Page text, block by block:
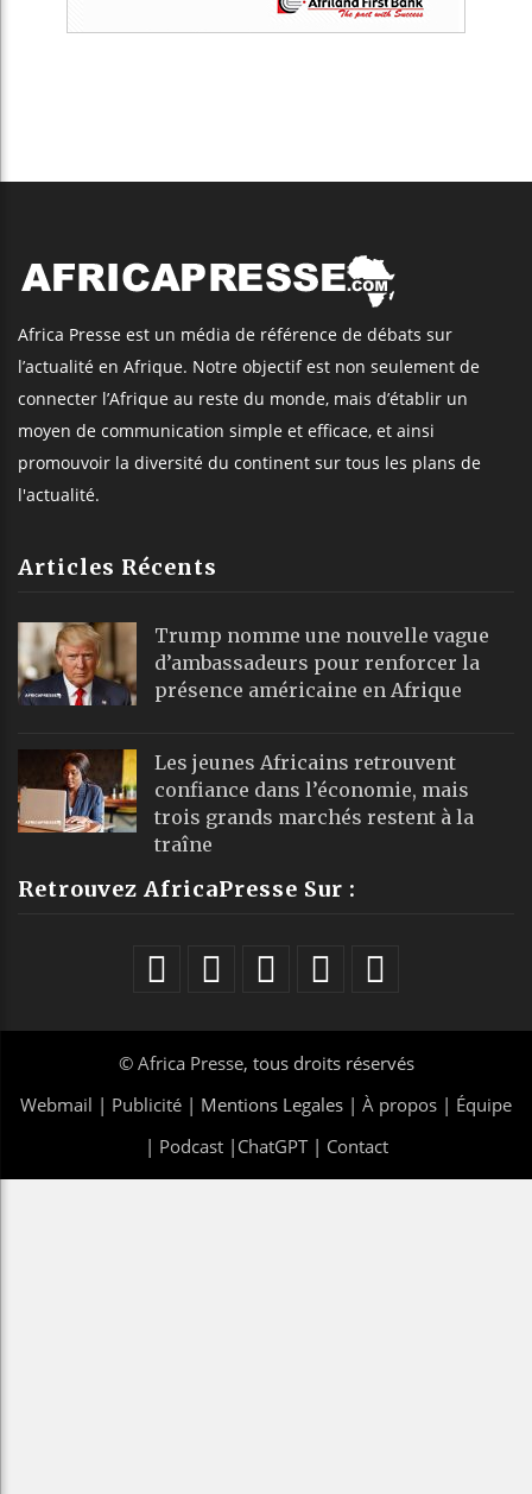
Africa Presse est un média de référence de débats sur
l’actualité en Afrique. Notre objectif est non seulement de
connecter l’Afrique au reste du monde, mais d’établir un
moyen de communication simple et efficace, et ainsi
promouvoir la diversité du continent sur tous les plans de
l'actualité.
Articles Récents
Trump nomme une nouvelle vague
d’ambassadeurs pour renforcer la
présence américaine en Afrique
Les jeunes Africains retrouvent
confiance dans l’économie, mais
trois grands marchés restent à la
traîne
Retrouvez AfricaPresse Sur :
© Africa Presse, tous droits réservés
Webmail | Publicité | Mentions Legales | À propos | Équipe
| Podcast| ChatGPT| Contact